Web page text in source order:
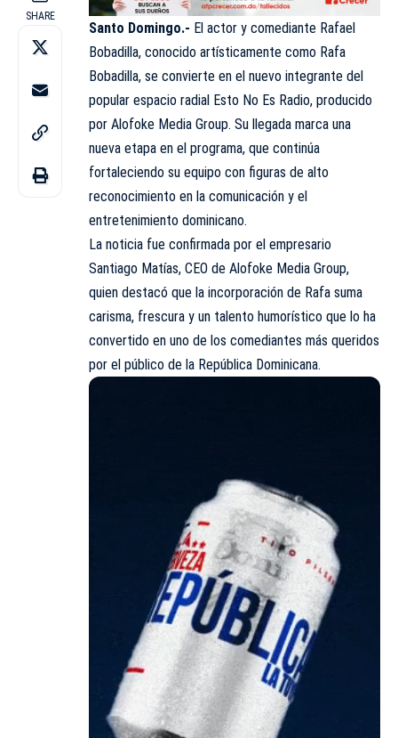
SHARE
Santo Domingo.- El actor y comediante Rafael
Bobadilla, conocido artísticamente como Rafa
Bobadilla, se convierte en el nuevo integrante del
popular espacio radial Esto No Es Radio, producido
por Alofoke Media Group. Su llegada marca una
nueva etapa en el programa, que continúa
fortaleciendo su equipo con figuras de alto
reconocimiento en la comunicación y el
entretenimiento dominicano.
La noticia fue confirmada por el empresario
Santiago Matías, CEO de Alofoke Media Group,
quien destacó que la incorporación de Rafa suma
carisma, frescura y un talento humorístico que lo ha
convertido en uno de los comediantes más queridos
por el público de la República Dominicana.